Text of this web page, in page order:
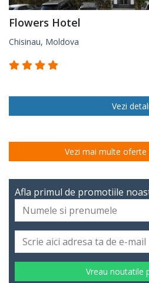
Flowers Hotel
Chisinau, Moldova
Vezi
Vezi mai multe oferte
Afla primul de promotiile
Vreau noutatile